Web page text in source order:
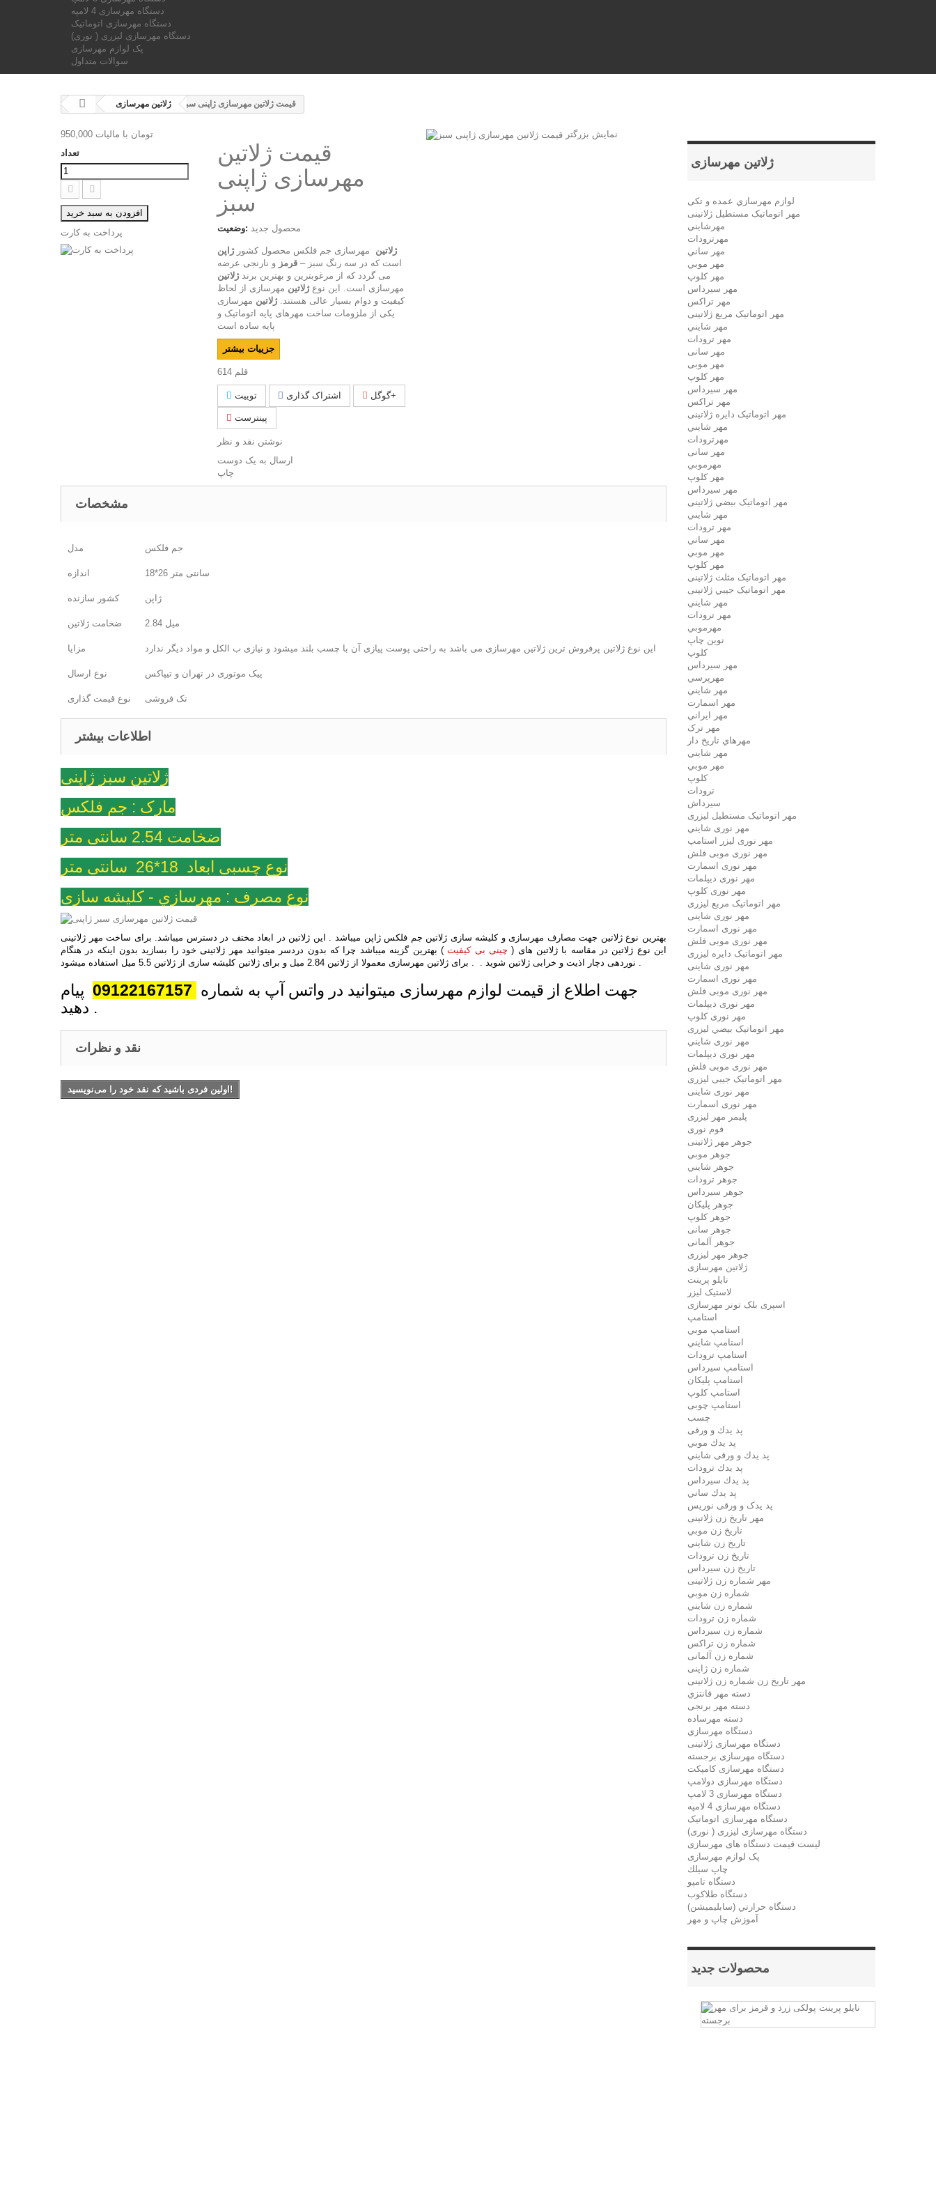
دستگاه مهرسازی 4 لامپه
دستگاه مهرسازی اتوماتیک
دستگاه مهرسازی لیزری ( نوری)
پک لوازم مهرسازی
سوالات متداول
ژلاتين مهرسازی قیمت ژلاتین مهرسازی ژاپنی سبز
ژلاتين مهرسازی
لوازم مهرسازي عمده و تکی
مهر اتوماتیک مستطيل ژلاتینی
مهرشايني
مهرترودات
مهر ساني
مهر موبي
مهر كلوپ
مهر سيرداس
مهر تراکس
مهر اتوماتیک مربع ژلاتینی
مهر شايني
مهر ترودات
مهر سانی
مهر موبی
مهر كلوپ
مهر سيرداس
مهر تراکس
مهر اتوماتیک دايره ژلاتینی
مهر شايني
مهرترودات
مهر سانی
مهرموبي
مهر كلوپ
مهر سيرداس
مهر اتوماتیک بيضي ژلاتینی
مهر شايني
مهر ترودات
مهر ساني
مهر موبي
مهر كلوپ
مهر اتوماتیک مثلث ژلاتینی
مهر اتوماتیک جيبي ژلاتینی
مهر شايني
مهر ترودات
مهرموبي
نوين چاپ
کلوپ
مهر سيرداس
مهرپرسي
مهر شايني
مهر اسمارت
مهر ايراني
مهر ترک
مهرهاي تاريخ دار
مهر شايني
مهر موبي
کلوپ
ترودات
سیرداش
مهر اتوماتیک مستطیل لیزری
مهر نوری شايني
مهر نوری لیزر استامپ
مهر نوری موبی فلش
مهر نوری اسمارت
مهر نوری ديپلمات
مهر نوری کلوپ
مهر اتوماتیک مربع لیزری
مهر نوری شاینی
مهر نوری اسمارت
مهر نوری موبی فلش
مهر اتوماتیک دايره لیزری
مهر نوری شاینی
مهر نوری اسمارت
مهر نوری موبی فلش
مهر نوری دیپلمات
مهر نوری کلوپ
مهر اتوماتیک بيضي لیزری
مهر نوری شايني
مهر نوری دیپلمات
مهر نوری موبی فلش
مهر اتوماتیک جیبی لیزری
مهر نوری شاینی
مهر نوری اسمارت
پلیمر مهر لیزری
فوم نوری
جوهر مهر ژلاتینی
جوهر موبي
جوهر شايني
جوهر ترودات
جوهر سيرداس
جوهر پلیکان
جوهر کلوپ
جوهر سانی
جوهر آلمانی
جوهر مهر لیزری
ژلاتين مهرسازی
نایلو پرینت
لاستیک لیزر
اسپری بلک تونر مهرسازی
استامپ
استامپ موبي
استامپ شايني
استامپ ترودات
استامپ سيرداس
استامپ پلیکان
استامپ کلوپ
استامپ چوبی
چسب
پد يدك و ورقی
پد يدك موبي
پد يدك و ورقی شايني
پد يدك ترودات
پد يدك سيرداس
پد يدك ساني
پد یدک و ورقی نوریس
مهر تاريخ زن ژلاتینی
تاريخ زن موبي
تاريخ زن شايني
تاريخ زن ترودات
تاريخ زن سيرداس
مهر شماره زن ژلاتینی
شماره زن موبي
شماره زن شايني
شماره زن ترودات
شماره زن سيرداس
شماره زن تراکس
شماره زن آلمانی
شماره زن ژاپنی
مهر تاریخ زن شماره زن ژلاتینی
دسته مهر فانتزي
دسته مهر برنجی
دسته مهرساده
دستگاه مهرسازي
دستگاه مهرسازی ژلاتینی
دستگاه مهرسازی برجسته
دستگاه مهرسازی کامپکت
دستگاه مهرسازی دولامپ
دستگاه مهرسازی 3 لامپ
دستگاه مهرسازی 4 لامپه
دستگاه مهرسازی اتوماتیک
دستگاه مهرسازی لیزری ( نوری)
لیست قیمت دستگاه های مهرسازی
پک لوازم مهرسازی
چاپ سيلك
دستگاه تامپو
دستگاه طلاکوب
دستگاه حرارتي (سابليميشن)
آموزش چاپ و مهر
محصولات جدید
نایلو
پرینت
پولکی
نمایش بزرگتر
قیمت ژلاتین
مهرسازی ژاپنی
سبز
وضعیت: محصول جدید
ژلاتین مهرسازی جم فلکس محصول کشورژاپن
است که در سه رنگ سبز – قرمز و نارنجی عرضه
می گردد که از مرغوبترین و بهترین برندژلاتین
مهرسازی است. این نوعژلاتین مهرسازی از لحاظ
کیفیت و دوام بسیار عالی هستند.ژلاتین مهرسازی
یکی از ملزومات ساخت مهرهای پایه اتوماتیک و
پایه ساده است
جزییات بیشتر
614 قلم
توییت اشتراک گذاری گوگل+
پینترست
نوشتن نقد و نظر
ارسال به یک دوست
چاپ
950,000 تومان با ماليات
تعداد
افزودن به سبد خرید
پرداخت به کارت
مشخصات
مدل جم فلکس
اندازه 18*26 سانتی متر
کشور سازنده ژاپن
ضخامت ژلاتین 2.84 میل
مزایا این نوع ژلاتین پرفروش ترین ژلاتین مهرسازی می باشد به راحتی پوست پیازی آن با چسب بلند میشود و نیازی ب الکل و مواد دیگر ندارد
نوع ارسال پیک موتوری در تهران و تیپاکس
نوع قیمت گذاری تک فروشی
اطلاعات بیشتر
ژلاتين سبز ژاپنی
مارک : جم فلکس
ضخامت 2.54 سانتی متر
نوع چسبی ابعاد 18*26 سانتی متر
نوع مصرف : مهرسازي - کلیشه سازی
بهترین نوع ژلاتین جهت مصارف مهرسازی و کلیشه سازی ژلاتین جم فلکس ژاپن میباشد . این ژلاتین در ابعاد مختف در دسترس میباشد. برای ساخت مهر ژلاتینی
این نوع ژلاتین در مقاسه با ژلاتین های ( چینی بی کیفیت) بهترین گزینه میباشد چرا که بدون دردسر میتوانید مهر ژلاتینی خود را بسازید بدون اینکه در هنگام
جهت اطلاع از قیمت لوازم مهرسازی میتوانید در واتس آپ به شماره
پیام
دهید .
نقد و نظرات
اولین فردی باشید که نقد خود را می‌نویسید!